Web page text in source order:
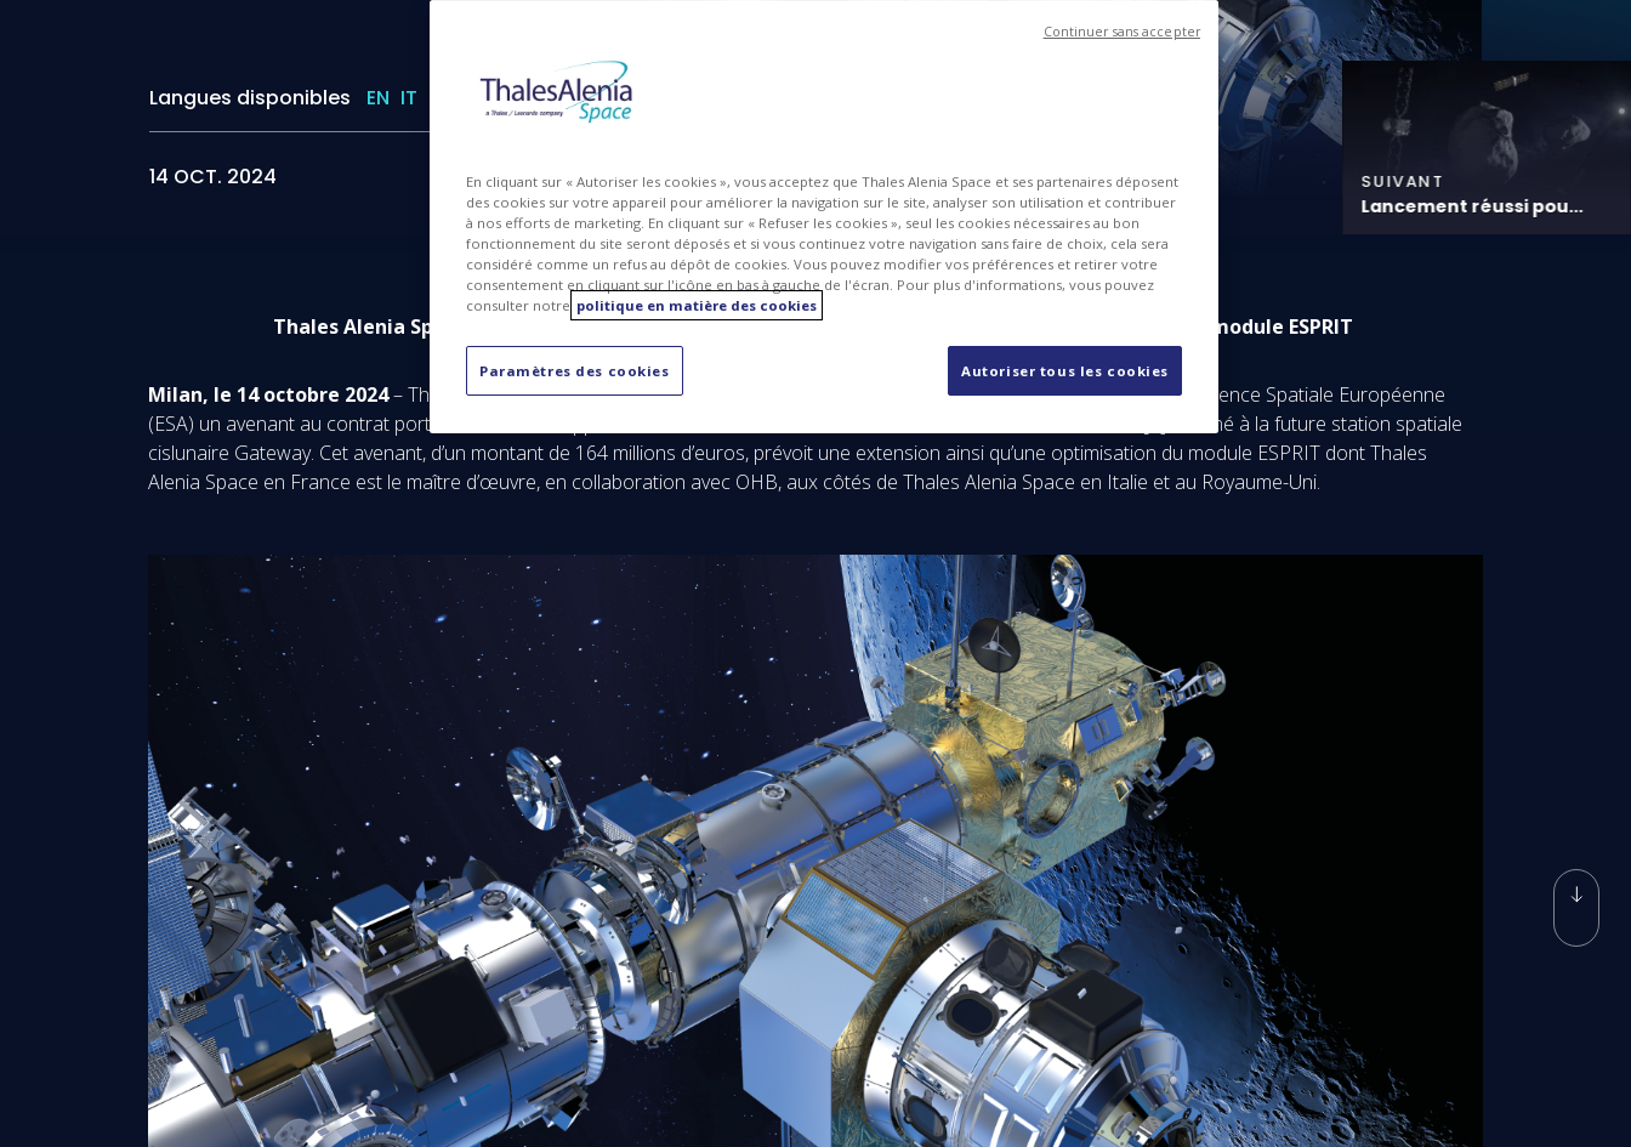
Langues disponibles EN IT IMG PDF
14 OCT. 2024 SUIVANT
Lancement réussi pou...
Thales Alenia Space et l’ESA signent un avenant au contrat pour l’extension et l’optimisation du module ESPRIT
Milan, le 14 octobre 2024– Thales Alenia Space, société conjointe entre Thales (67%) et Leonardo (33%), a signé avec l’Agence Spatiale Européenne
(ESA) un avenant au contrat portant sur le développement du module de communication et de ravitaillement ESPRIT
destiné à la future station spatiale
cislunaire Gateway. Cet avenant, d’un montant de 164 millions d’euros, prévoit une extension ainsi qu’une optimisation du module ESPRIT dont Thales
Alenia Space en France est le maître d’œuvre, en collaboration avec OHB, aux côtés de Thales Alenia Space en Italie et au Royaume-Uni.
En cliquant sur « Autoriser les cookies », vous acceptez que Thales Alenia Space et ses partenaires déposent
des cookies sur votre appareil pour améliorer la navigation sur le site, analyser son utilisation et contribuer
à nos efforts de marketing. En cliquant sur « Refuser les cookies », seul les cookies nécessaires au bon
fonctionnement du site seront déposés et si vous continuez votre navigation sans faire de choix, cela sera
considéré comme un refus au dépôt de cookies. Vous pouvez modifier vos préférences et retirer votre
consentement en cliquant sur l'icône en bas à gauche de l'écran. Pour plus d'informations, vous pouvez
consulter notre politique en matière des cookies
Paramètres des cookies Autoriser tous les cookies
Continuer sans accepter